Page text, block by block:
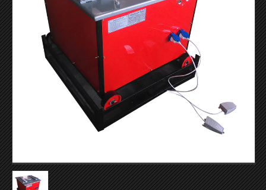
新闻资讯
联系我们